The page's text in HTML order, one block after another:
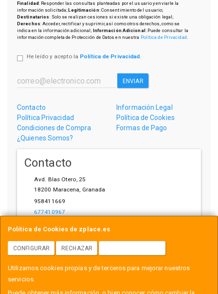
Política de Cookies de zplace.es
CONFIGURAR RECHAZAR
Utilizamos cookies propias y de terceros para mejorar nuestros
servicios.
Finalidad: Responder las consultas planteadas por el usuario y enviarle la
información solicitada;Legitimación: Consentimiento del usuario;
Destinatarios: Solo se realizan cesiones si existe una obligación legal;
Derechos: Acceder, rectificar y suprimir, así como otros derechos, como se
indica en la información adicional; Información Adicional: Puede consultar la
información completa de Protección de Datos en nuestra Política de Privacidad
He leído y acepto la Política de Privacidad.
ENVIAR
Contacto
Información Legal
Política Privacidad
Política de Cookies
Condiciones de Compra
Formas de Pago
¿Quienes Somos?
Contacto
Avd. Blas Otero, 25
18200 Maracena, Granada
958411669
677410967
Horario
L-V: 10:00-14:00, 17:00-21:00